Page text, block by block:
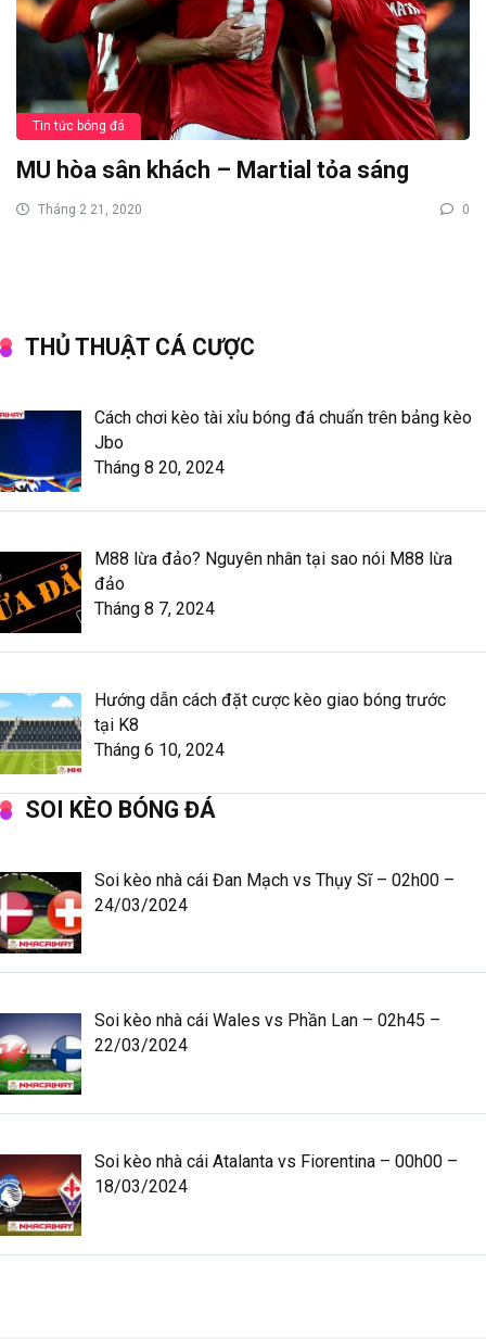
Tin tức bóng đá
MU hòa sân khách – Martial tỏa sáng
Tháng 2 21, 2020 0
THỦ THUẬT CÁ CƯỢC
Cách chơi kèo tài xỉu bóng đá chuẩn trên bảng kèo
Jbo
Tháng 8 20, 2024
M88 lừa đảo? Nguyên nhân tại sao nói M88 lừa
đảo
Tháng 8 7, 2024
Hướng dẫn cách đặt cược kèo giao bóng trước
tại K8
Tháng 6 10, 2024
SOI KÈO BÓNG ĐÁ
Soi kèo nhà cái Đan Mạch vs Thụy Sĩ – 02h00 –
24/03/2024
Soi kèo nhà cái Wales vs Phần Lan – 02h45 –
22/03/2024
Soi kèo nhà cái Atalanta vs Fiorentina – 00h00 –
18/03/2024